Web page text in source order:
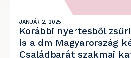
JANUÁR 2, 2025
Korábbi nyertesből
is a dm Magyarország
Családbarát szakmai